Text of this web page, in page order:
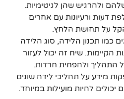
ולהרגיש שהן לגיטימיות.
דעות ורעיונות עם אחרים
על תחושת הלחץ.
כמו תכנון הלידה, סוג הלידה
הקיימות. שיח זה יכול לעזור
התהליך ולהפחית חרדות.
מידע על תהליכי לידה שונים
להיות מועילות במיוחד.